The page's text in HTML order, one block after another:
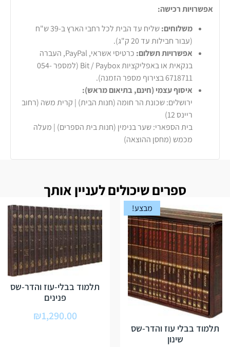
אפשרויות רכישה:
משלוחים:
שליח עד הבית לכל רחבי הארץ ב-39 ש"ח
(עבור חבילות עד 20 ק"ג).
אפשרויות תשלום:
כרטיסי אשראי, PayPal, העברה
בנקאית או באפליקציות Bit / Paybox (למספר 054-
6718711 בצירוף מספר הזמנה).
איסוף עצמי (חינם, בתיאום מראש):
ירושלים: שכונת הר חומה (חנות הבית) | קרית משה (רחוב
ריינס 12)
בית הספארי: שער בנימין (חנות בית הספרים) | מעלה
מכמש (מחסן ההוצאה)
ספרים שיכולים לעניין אותך
מבצע!
תלמוד בבלי עוז והדר-שס
שינון
תלמוד בבלי-עוז והדר-שס
פנינים
₪1,290.00